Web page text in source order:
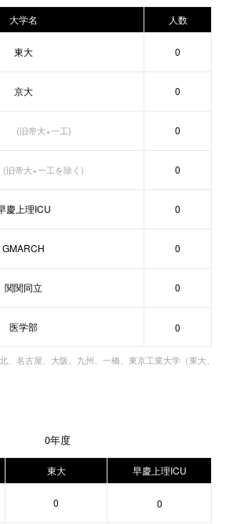
大学名 人数
東大 0
京大 0
(旧帝大+一工) 0
(旧帝大+一工を除く) 0
慶上理ICU 0
GMARCH 0
関関同立 0
医学部 0
、名古屋、大阪、九州、一橋、東京工業大学（東大、
0年度
東大 早慶上理ICU
0 0